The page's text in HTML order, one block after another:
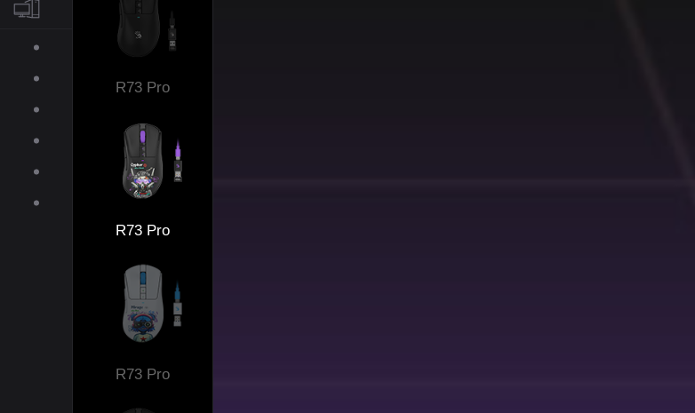
МОНИТОРЫ
КОМПЛЕКТУЮЩИЕ
ДЛЯ ПК
О BLOODY
ПОДДЕРЖКА
ПРЕСС-ЦЕНТР
ГАЛЕРЕЯ
СКАЧАТЬ
R73 Pro
R73 Pro
R73 Pro